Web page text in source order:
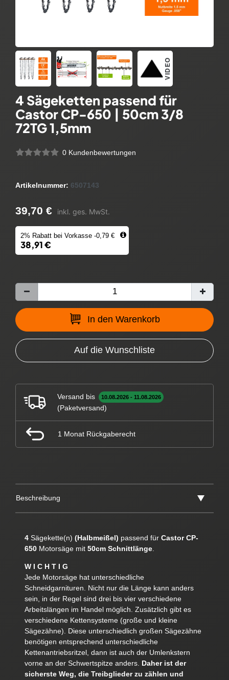
VIDEO
4 Sägeketten passend für
Castor CP-650 | 50cm 3/8
72TG 1,5mm
0 Kundenbewertungen
Artikelnummer: 6507143
39,70 € inkl. ges. MwSt.
2% Rabatt bei Vorkasse -0,79 €
38,91 €
In den Warenkorb
Auf die Wunschliste
Versand bis 10.08.2026 - 11.08.2026
(Paketversand)
1 Monat Rückgaberecht
Beschreibung
4Sägekette(n) (Halbmeißel) passend für Castor CP-
650Motorsäge mit 50cm Schnittlänge.
W I C H T I G
Jede Motorsäge hat unterschiedliche
Schneidgarnituren. Nicht nur die Länge kann anders
sein, in der Regel sind drei bis vier verschiedene
Arbeitslängen im Handel möglich. Zusätzlich gibt es
verschiedene Kettensysteme (große und kleine
Sägezähne). Diese unterschiedlich großen Sägezähne
benötigen entsprechend unterschiedliche
Kettenantriebsritzel, dann ist auch der Umlenkstern
vorne an der Schwertspitze anders. Daher ist der
sicherste Weg, die Treibglieder zu zählen und